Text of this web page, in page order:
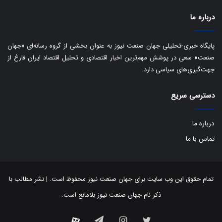
درباره ما
پایگاه خبری-تحلیلی جهان صنعت نیوز به عنوان بخشی از گروه رسانه‌ای «جهان
صنعت» سعی در پوشش مهم‌ترین اخبار اقتصادی و تحلیل اقتصاد ایران فارغ از
جهت‌گیری‌های سیاسی دارد.
دسترسی سریع
درباره ما
تماس با ما
تمام حقوق این وب سایت برای جهان صنعت نیوز محفوظ است. | نشر مطالب با
ذکر نام جهان صنعت نیوز بلامانع است.